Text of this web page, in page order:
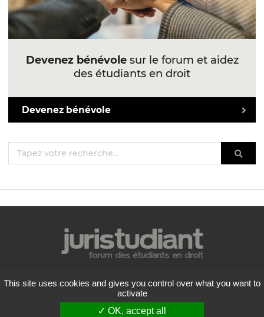
Devenez bénévolesur le forum et aidez
des étudiants en droit
Devenez bénévole
Mentions légales
Politique de confidentialité
Conditions générales d'utilisation
This site uses cookies and gives you control over what you want to
activate
✓ OK, accept all